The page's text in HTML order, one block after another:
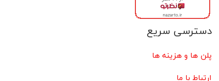
دسترسی سریع
پلن ها و هزینه ها
ارتباط با ما